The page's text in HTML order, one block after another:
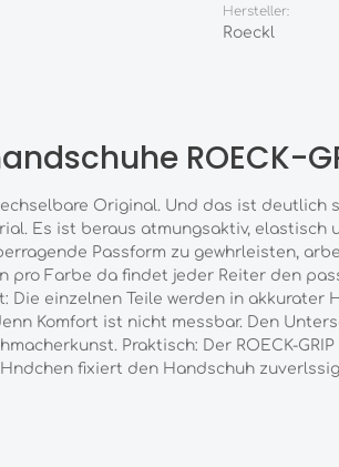
Hersteller:
Roeckl
ROECK-
Original. Und das ist
Es ist beraus atmungsaktiv, elastisch
Passform zu gewhrleisten,
pro Farbe da findet jeder Reiter den
einzelnen Teile werden in
Komfort ist nicht messbar. Den
Praktisch: Der ROECK-
fixiert den Handschuh